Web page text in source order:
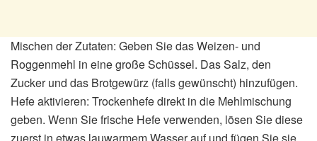
Mischen der Zutaten: Geben Sie das Weizen- und
Roggenmehl in eine große Schüssel. Das Salz, den
Zucker und das Brotgewürz (falls gewünscht) hinzufügen.
Hefe aktivieren: Trockenhefe direkt in die Mehlmischung
geben. Wenn Sie frische Hefe verwenden, lösen Sie diese
zuerst in etwas lauwarmem Wasser auf und fügen Sie sie